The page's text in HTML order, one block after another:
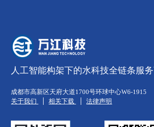
人工智能构架下的水科技全链条服
成都市高新区天府大道1700号环球中心W6-1915
关于我们
相关下载 法律声明